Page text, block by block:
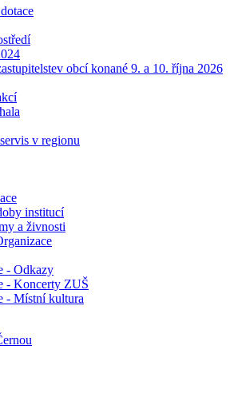
obcí konané 9. a 10. října 2026
v regionu
institucí
a živnosti
- Odkazy
- Koncerty ZUŠ
- Místní kultura